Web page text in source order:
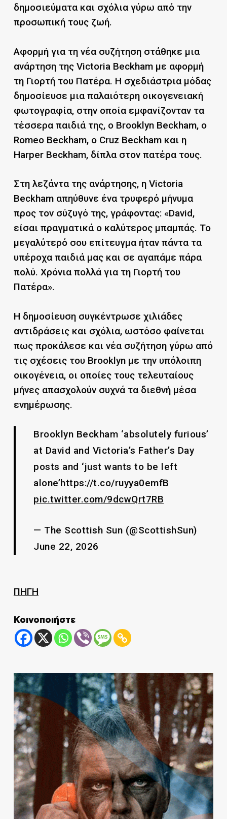
δημοσιεύματα και σχόλια γύρω από την
προσωπική τους ζωή.
Αφορμή για τη νέα συζήτηση στάθηκε μια
ανάρτηση της Victoria Beckham με αφορμή
τη Γιορτή του Πατέρα. Η σχεδιάστρια μόδας
δημοσίευσε μια παλαιότερη οικογενειακή
φωτογραφία, στην οποία εμφανίζονταν τα
τέσσερα παιδιά της, ο Brooklyn Beckham, ο
Romeo Beckham, ο Cruz Beckham και η
Harper Beckham, δίπλα στον πατέρα τους.
Στη λεζάντα της ανάρτησης, η Victoria
Beckham απηύθυνε ένα τρυφερό μήνυμα
προς τον σύζυγό της, γράφοντας: «David,
είσαι πραγματικά ο καλύτερος μπαμπάς. Το
μεγαλύτερό σου επίτευγμα ήταν πάντα τα
υπέροχα παιδιά μας και σε αγαπάμε πάρα
πολύ. Χρόνια πολλά για τη Γιορτή του
Πατέρα».
Η δημοσίευση συγκέντρωσε χιλιάδες
αντιδράσεις και σχόλια, ωστόσο φαίνεται
πως προκάλεσε και νέα συζήτηση γύρω από
τις σχέσεις του Brooklyn με την υπόλοιπη
οικογένεια, οι οποίες τους τελευταίους
μήνες απασχολούν συχνά τα διεθνή μέσα
ενημέρωσης.
Brooklyn Beckham ‘absolutely furious’
at David and Victoria’s Father’s Day
posts and ‘just wants to be left
alone’https://t.co/ruyya0emfB
pic.twitter.com/9dcwQrt7RB
— The Scottish Sun (@ScottishSun)
June 22, 2026
ΠΗΓΗ
Κοινοποιήστε